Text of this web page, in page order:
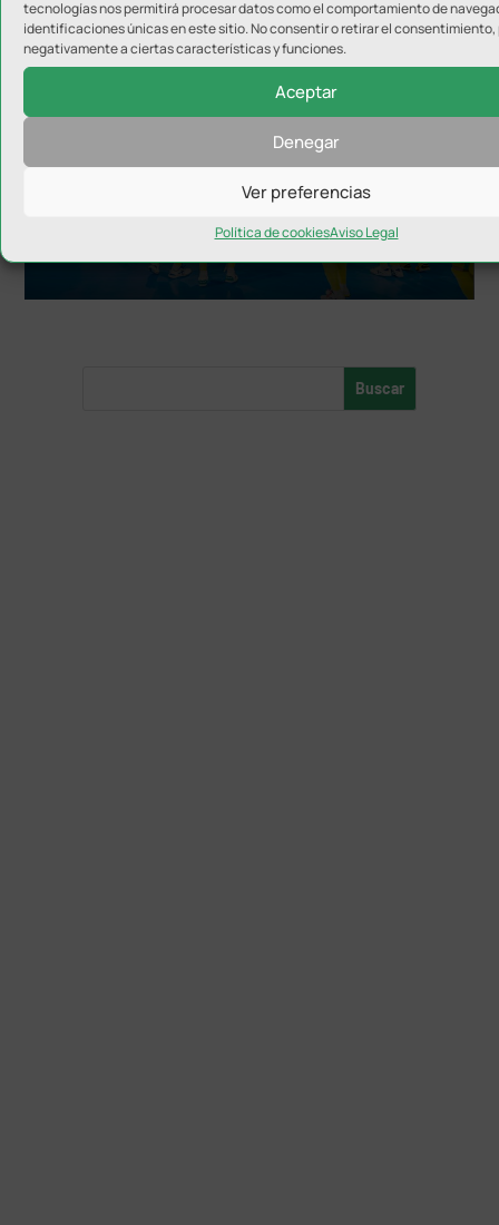
tecnologías nos permitirá procesar datos como el comportamiento de
identificaciones únicas en este sitio. No consentir o retirar el
negativamente a ciertas características y funciones.
Aceptar
Denegar
Ver preferencias
Política de cookiesAviso Legal